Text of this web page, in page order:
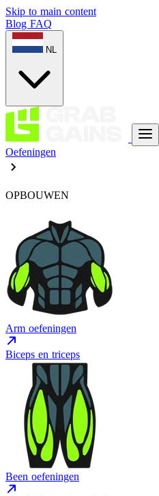
Skip to main content
Blog FAQ
NL
Oefeningen
OPBOUWEN
Arm oefeningen
Biceps en triceps
Been oefeningen